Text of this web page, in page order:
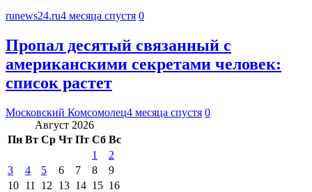
runews24.ru4 месяца спустя 0
Пропал десятый связанный с
американскими секретами человек:
список растет
Московский Комсомолец4 месяца спустя 0
Август 2026
Пн Вт Ср Чт Пт Сб Вс
1
2
3
4 5 6 7 8
9
10 11 12 13 14 15 16